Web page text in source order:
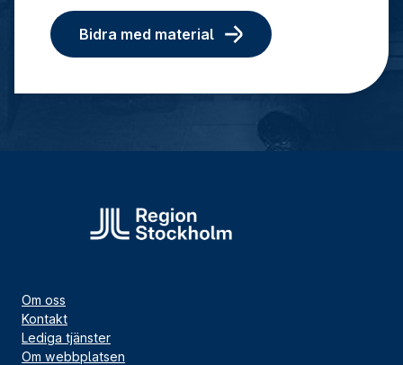
Bidra med material
Om oss
Kontakt
Lediga tjänster
Om webbplatsen